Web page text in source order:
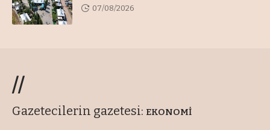
07/08/2026
//
Gazetecilerin gazetesi: EKONOMİ